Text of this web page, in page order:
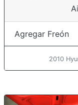
Agregar Freón
2010